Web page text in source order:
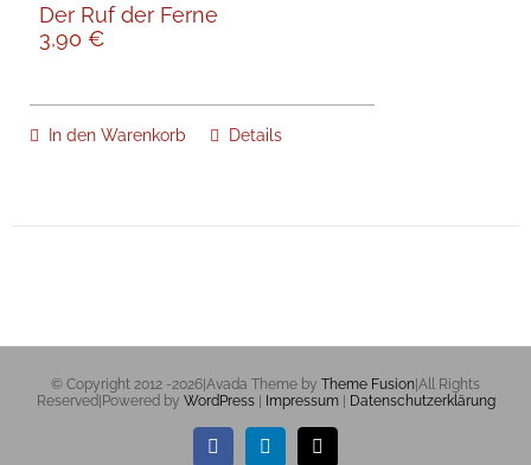
Der Ruf der Ferne
3,90 €
In den Warenkorb Details
© Copyright 2012 -2026|Avada Theme by Theme Fusion |All Rights
Reserved|Powered by WordPress| Impressum| Datenschutzerklärung
FacebookLinkedIn
E-